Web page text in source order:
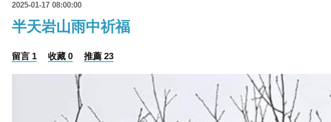
2025-01-17 08:00:00
半天岩山雨中祈福
留言 1 收藏 0 推薦 23